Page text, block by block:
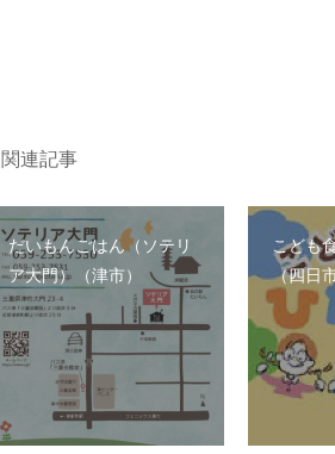
関連記事
だいもんごはん（ソテリ
ア大門）（津市）
こども
（四日